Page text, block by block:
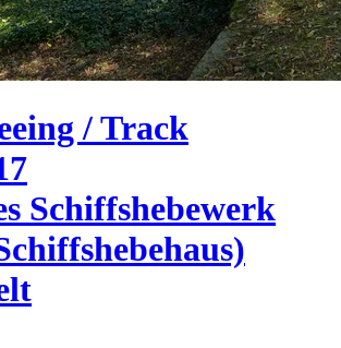
/ Track
Schiffshebewerk